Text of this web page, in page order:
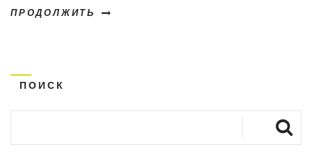
ПРОДОЛЖИТЬ
ПОИСК